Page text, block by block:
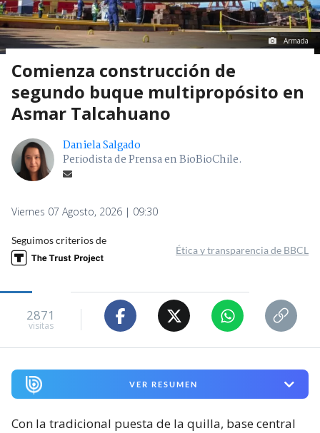
Armada
Comienza construcción de
segundo buque multipropósito en
Asmar Talcahuano
Daniela Salgado
Periodista de Prensa en BioBioChile.
Viernes 07 Agosto, 2026 | 09:30
Seguimos criterios de
Ética y transparencia de BBCL
2871
visitas
VER RESUMEN
Con la tradicional puesta de la quilla, base central